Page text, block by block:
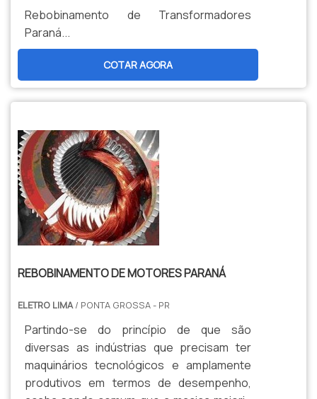
Rebobinamento de Transformadores
Paraná...
COTAR AGORA
REBOBINAMENTO DE MOTORES PARANÁ
ELETRO LIMA/ PONTA GROSSA - PR
Partindo-se do princípio de que são
diversas as indústrias que precisam ter
maquinários tecnológicos e amplamente
produtivos em termos de desempenho,